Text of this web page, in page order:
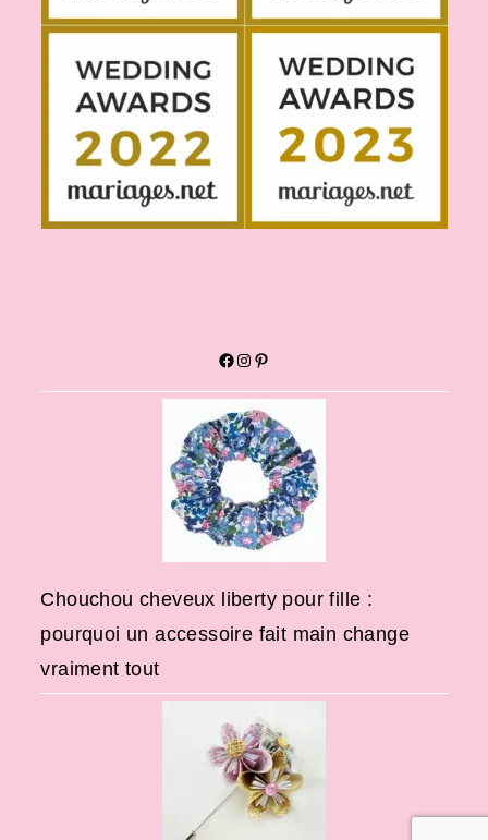
Chouchou cheveux liberty pour fille :
pourquoi un accessoire fait main change
vraiment tout